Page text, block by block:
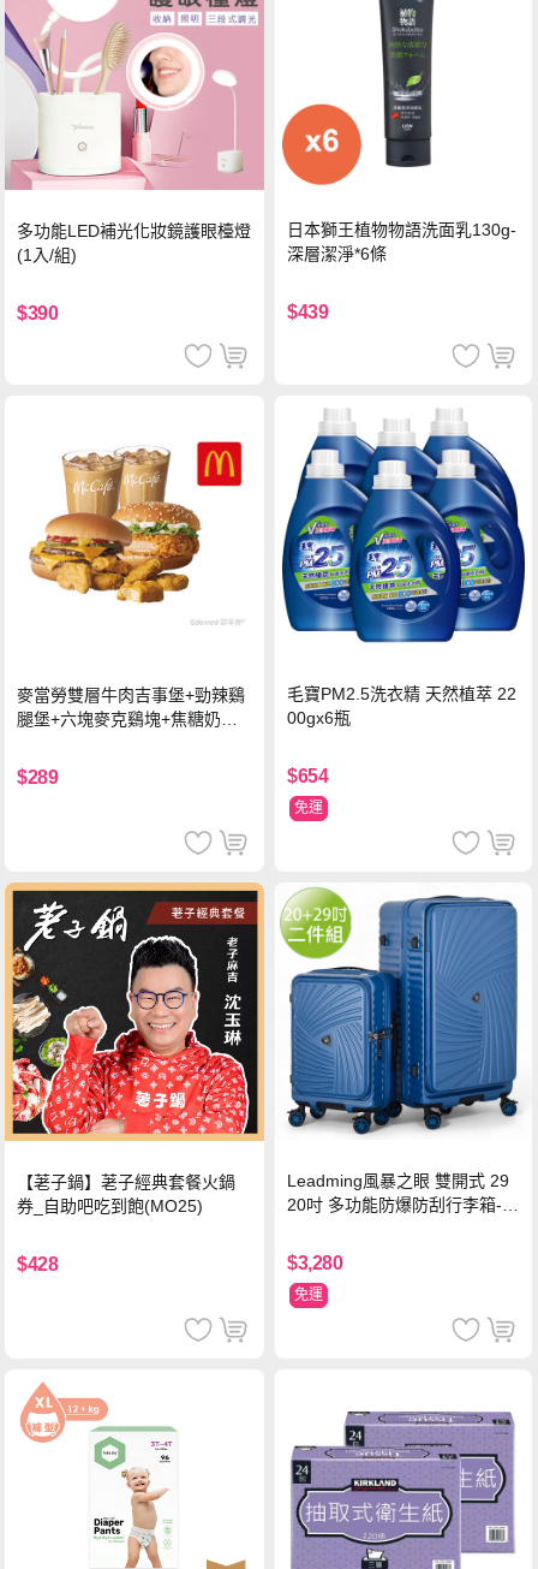
多功能LED補光化妝鏡護眼檯燈
(1入/組)
$390
日本獅王植物物語洗面乳130g-
深層潔淨*6條
$439
麥當勞雙層牛肉吉事堡+勁辣鷄
腿堡+六塊麥克鷄塊+焦糖奶茶
$289
毛寶PM2.5洗衣精 天然植萃 22
00gx6瓶
$654
免運
【荖子鍋】荖子經典套餐火鍋
券_自助吧吃到飽(MO25)
$428
Leadming風暴之眼 雙開式 29
20吋 多功能防爆防刮行李箱-海
$3,280
免運